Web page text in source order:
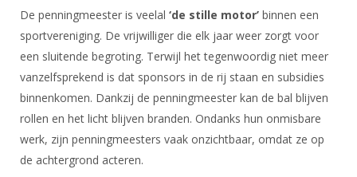
Website
Gebruiksvoorwaarden
Handleiding
Historie
Organisatie
Bestuur
Commissies
Ereleden
Leden van Verdiensten
Vacatures
Ranglijsten
Inschrijven
Reglementen
Materiaal
Schermpaspoort
DBT
FBT
SBT
Talentontwikkeling
Atletencommissie
Jeugdkampen
Brassardsysteem
Voor coaches en leraren
Nationale opleidingen
Internationale opleidingen
Nieuws
NK organiseren
De penningmeester is veelal ‘de stille motor’ binnen een
sportvereniging. De vrijwilliger die elk jaar weer zorgt voor
een sluitende begroting. Terwijl het tegenwoordig niet meer
vanzelfsprekend is dat sponsors in de rij staan en subsidies
binnenkomen. Dankzij de penningmeester kan de bal blijven
rollen en het licht blijven branden. Ondanks hun onmisbare
werk, zijn penningmeesters vaak onzichtbaar, omdat ze op
de achtergrond acteren.